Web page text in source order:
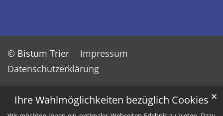
Ihre Wahlmöglichkeiten bezüglich Cookies ✕
© Bistum Trier
Impressum
Datenschutzerklärung